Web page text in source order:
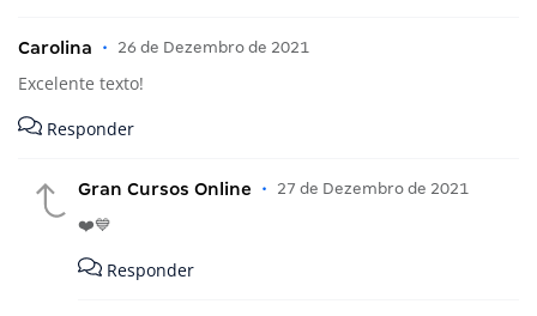
Carolina • 26 de Dezembro de 2021
Excelente texto!
Responder
Gran Cursos Online • 27 de Dezembro de 2021
❤️💙
Responder